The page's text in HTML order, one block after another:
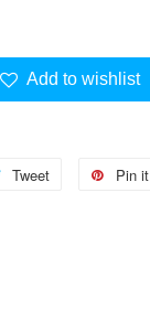
Add to wishlist
Tweet Pin it